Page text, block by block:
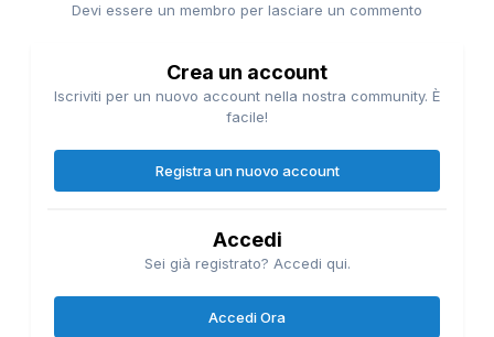
Devi essere un membro per lasciare un commento
Crea un account
Iscriviti per un nuovo account nella nostra community. È
facile!
Registra un nuovo account
Accedi
Sei già registrato? Accedi qui.
Accedi Ora